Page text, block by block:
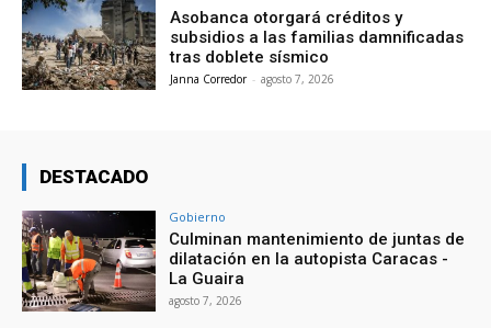
Asobanca otorgará créditos y
subsidios a las familias damnificadas
tras doblete sísmico
Janna Corredor - agosto 7, 2026
DESTACADO
Gobierno
Culminan mantenimiento de juntas de
dilatación en la autopista Caracas -
La Guaira
agosto 7, 2026